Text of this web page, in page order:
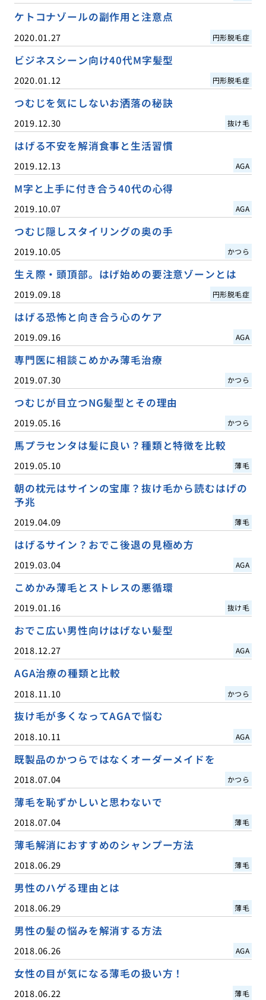
ケトコナゾールの副作用と注意点
2020.01.27 円形脱毛症
ビジネスシーン向け40代M字髪型
2020.01.12 円形脱毛症
つむじを気にしないお洒落の秘訣
2019.12.30 抜け毛
はげる不安を解消食事と生活習慣
2019.12.13 AGA
M字と上手に付き合う40代の心得
2019.10.07 AGA
つむじ隠しスタイリングの奥の手
2019.10.05 かつら
生え際・頭頂部。はげ始めの要注意ゾーンとは
2019.09.18 円形脱毛症
はげる恐怖と向き合う心のケア
2019.09.16 AGA
専門医に相談こめかみ薄毛治療
2019.07.30 かつら
つむじが目立つNG髪型とその理由
2019.05.16 かつら
馬プラセンタは髪に良い？種類と特徴を比較
2019.05.10 薄毛
朝の枕元はサインの宝庫？抜け毛から読むはげの
予兆
2019.04.09 薄毛
はげるサイン？おでこ後退の見極め方
2019.03.04 AGA
こめかみ薄毛とストレスの悪循環
2019.01.16 抜け毛
おでこ広い男性向けはげない髪型
2018.12.27 AGA
AGA治療の種類と比較
2018.11.10 かつら
抜け毛が多くなってAGAで悩む
2018.10.11 AGA
既製品のかつらではなくオーダーメイドを
2018.07.04 かつら
薄毛を恥ずかしいと思わないで
2018.07.04 薄毛
薄毛解消におすすめのシャンプー方法
2018.06.29 薄毛
男性のハゲる理由とは
2018.06.29 薄毛
男性の髪の悩みを解消する方法
2018.06.26 AGA
女性の目が気になる薄毛の扱い方！
2018.06.22 薄毛